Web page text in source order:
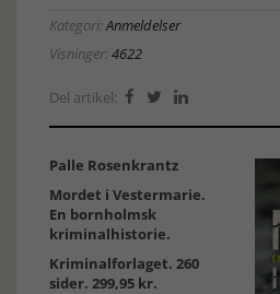
Kategori:Anmeldelser
Visninger:4622
Del artikel:   
Palle Rosenkrantz
Mordet i Vestermarie.
En bornholmsk
kriminalhistorie.
Kriminalforlaget. 260
sider. 299,95 kr.